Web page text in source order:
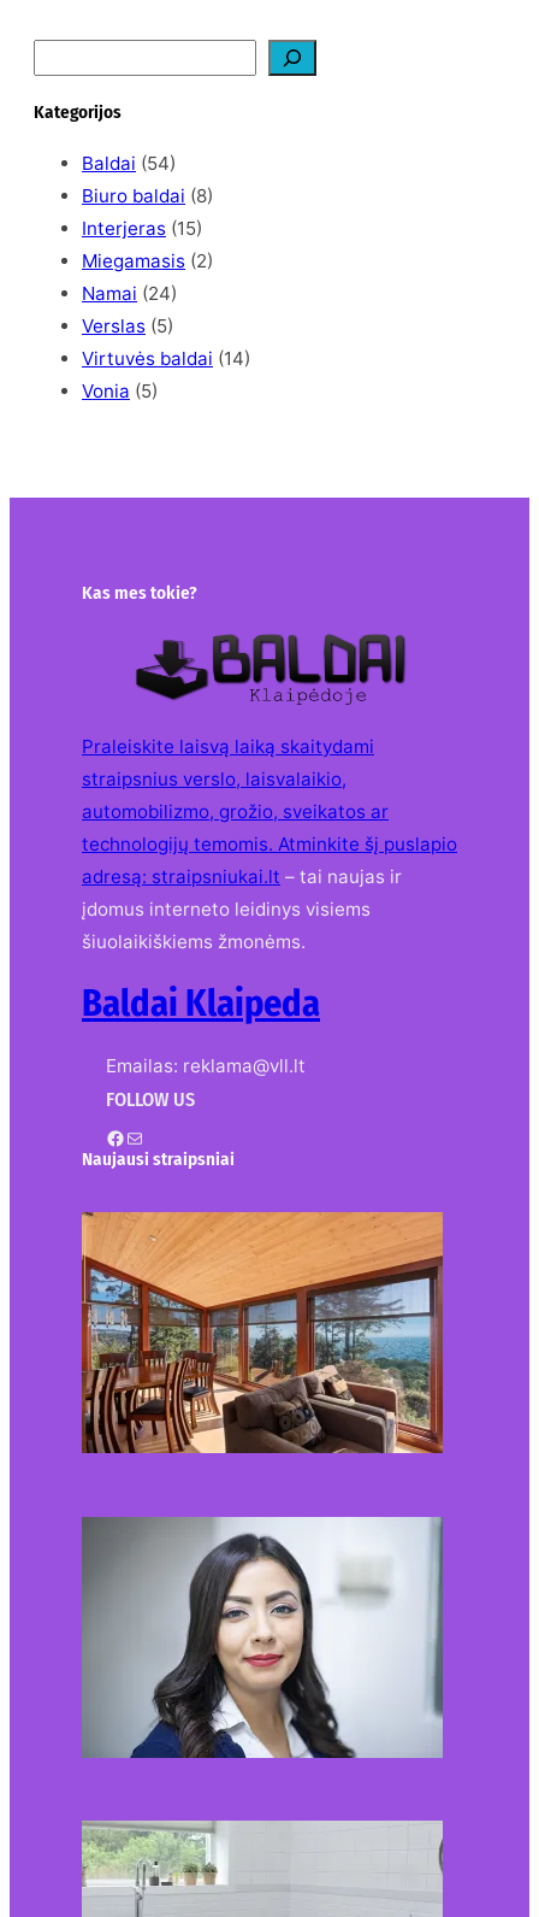
e
a
Kategorijos
Baldai (54)
Biuro baldai (8)
Interjeras (15)
Miegamasis (2)
Namai (24)
Verslas (5)
Virtuvės baldai (14)
Vonia (5)
Kas mes tokie?
Praleiskite laisvą laiką skaitydami
straipsnius verslo, laisvalaikio,
automobilizmo, grožio, sveikatos ar
technologijų temomis. Atminkite šį puslapio
adresą: straipsniukai.lt – tai naujas ir
įdomus interneto leidinys visiems
šiuolaikiškiems žmonėms.
Baldai Klaipeda
Emailas: reklama@vll.lt
FOLLOW US
Facebook Mail
Naujausi straipsniai
Kur nusipirkti medines
žaliuzes Klaipėdoje?
2026-08-01
Kaip miegamojo
atmosfera veikia odos
senėjimą?
2026-06-01